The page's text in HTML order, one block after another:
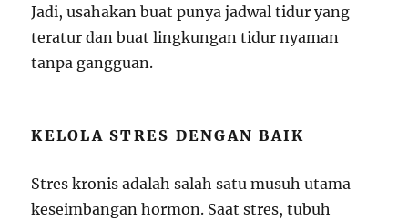
Jadi, usahakan buat punya jadwal tidur yang
teratur dan buat lingkungan tidur nyaman
tanpa gangguan.
KELOLA STRES DENGAN BAIK
Stres kronis adalah salah satu musuh utama
keseimbangan hormon. Saat stres, tubuh